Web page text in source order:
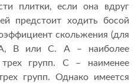
плитки, если она вдруг
предстоит ходить босой
скольжения (для
А, В или С. А – наиболее
трех групп. С – наименее
групп. Однако имеется